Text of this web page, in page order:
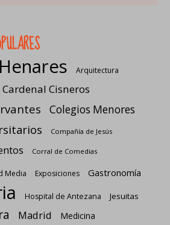
Arquitectura
Cardenal Cisneros
Colegios Menores
Compañía de Jesús
Corral de Comedias
Media Exposiciones Gastronomía
Hospital de Antezana Jesuitas
Madrid Medicina